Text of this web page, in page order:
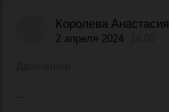
Королева Анастасия
2 апреля 2024